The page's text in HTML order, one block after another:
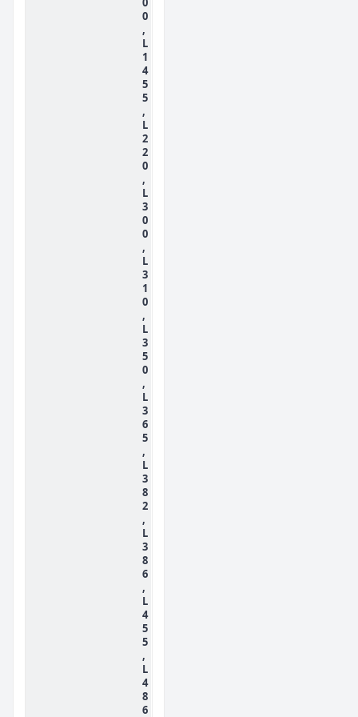
0
,
L
1
4
5
5
,
L
2
2
0
,
L
3
0
0
,
L
3
1
0
,
L
3
5
0
,
L
3
6
5
,
L
3
8
2
,
L
3
8
6
,
L
4
5
5
,
L
4
8
6